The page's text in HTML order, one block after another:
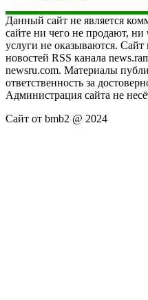
Данный сайт не является
сайте ни чего не продают,
услуги не оказываются. Сайт
новостей RSS канала
newsru.com. Материалы
ответственность за
Администрация сайта не
Сайт от bmb2 @ 2024